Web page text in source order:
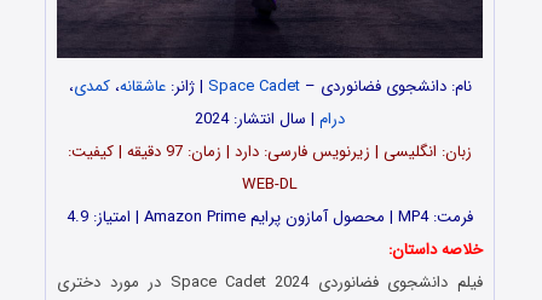
نام: دانشجوی فضانوردی –Space Cadet | ژانر:عاشقانه،کمدی،
درام | سال انتشار: 2024
زبان: انگلیسی | زیرنویس فارسی: دارد | زمان: 97 دقیقه | کیفیت:
WEB-DL
فرمت: MP4 | محصول آمازون پرایم Amazon Prime | امتیاز: 4.9
خلاصه داستان:
فیلم دانشجوی فضانوردی Space Cadet 2024 در مورد دختری